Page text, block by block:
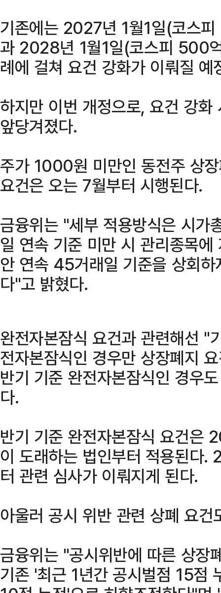
기존에는 2027년 1월1일(코스
과 2028년 1월1일(코스피 500
례에 걸쳐 요건 강화가 이뤄질 예
하지만 이번 개정으로, 요건 강
앞당겨졌다.
주가 1000원 미만인 동전주 상
요건은 오는 7월부터 시행된다.
금융위는 "세부 적용방식은 시
일 연속 기준 미만 시 관리종목
안 연속 45거래일 기준을 상회
다"고 밝혔다.
완전자본잠식 요건과 관련해선 "
전자본잠식인 경우만 상장폐지
반기 기준 완전자본잠식인 경우
다.
반기 기준 완전자본잠식 요건은
이 도래하는 법인부터 적용된다
터 관련 심사가 이뤄지게 된다.
아울러 공시 위반 관련 상폐 요건
금융위는 "공시위반에 따른 상장
기존 '최근 1년간 공시벌점 15점